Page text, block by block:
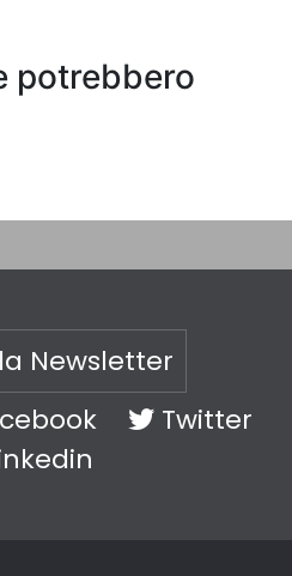
potrebbero
Newsletter
Twitter